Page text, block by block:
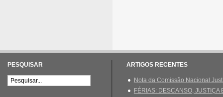
PESQUISAR ARTIGOS RECENTES
Nota da Comissão Nacional
FÉRIAS: DESCANSO, JUSTIÇA